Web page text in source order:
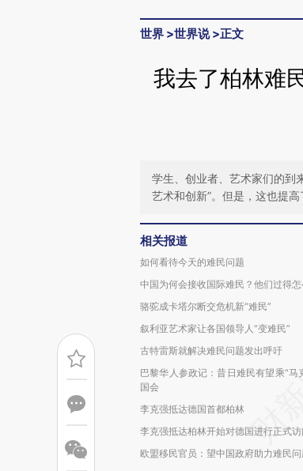
世界 >世界说>正文
我去了柏林难
学生、创业者、艺术家们的到
艺术和创新”。但是，这也提
相关报道
如何看待今天的难民问题
中国为何会接收国际难民？他们过得怎
骆驼成卡塔尔断交危机新“难民”
叙利亚艺术家让各国领导人“变难民”
古特雷斯就解决难民问题发出呼吁
巴黎华人参政记：昔日难民有望乘“马
国会
李克强抵达德国首都柏林
李克强抵达柏林开始对德国进行正式访
欧盟移民官员：望中国政府助力难民问